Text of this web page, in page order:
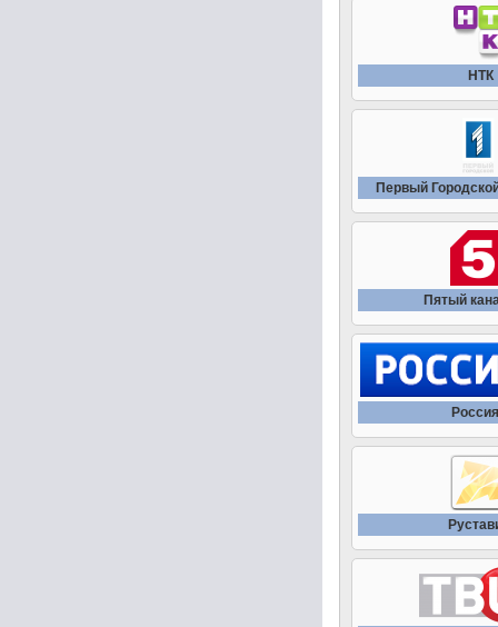
НТК
Первый
Пятый